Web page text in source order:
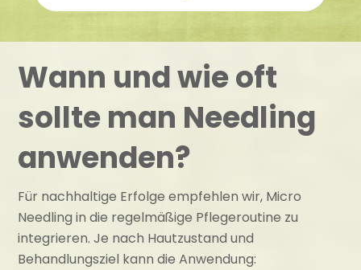
Wann und wie oft
sollte man Needling
anwenden?
Für nachhaltige Erfolge empfehlen wir, Micro
Needling in die regelmäßige Pflegeroutine zu
integrieren. Je nach Hautzustand und
Behandlungsziel kann die Anwendung: